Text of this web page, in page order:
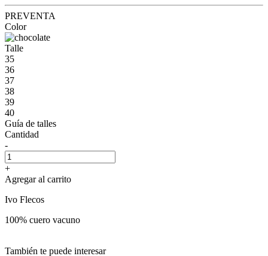
PREVENTA
Color
Talle
35
36
37
38
39
40
Guía de talles
Cantidad
-
+
Agregar al carrito
Ivo Flecos
100% cuero vacuno
También te puede interesar